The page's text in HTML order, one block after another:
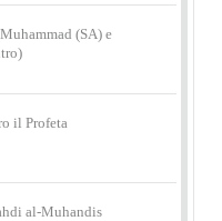
(SA) e
il Profeta
al-Muhandis